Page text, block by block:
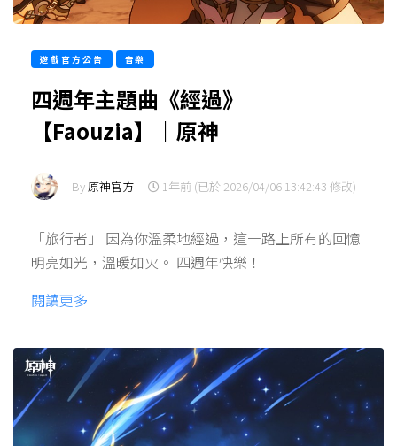
遊戲官方公告 音樂
四週年主題曲《經過》
【Faouzia】｜原神
By 原神官方 - 1年前 (已於 2026/04/06 13:42:43 修改)
「旅行者」 因為你溫柔地經過，這一路上所有的回憶
明亮如光，溫暖如火。 四週年快樂！
閱讀更多